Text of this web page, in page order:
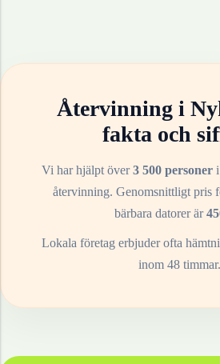
Återvinning i
fakta och
Vi har hjälpt över3 500 personer i
återvinning. Genomsnittligt pris
bärbara datorerär
Lokala företag erbjuder ofta
inom 48 timmar.